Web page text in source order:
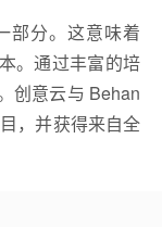
部分。这意味着
。通过丰富的培
创意云与 Behan
，并获得来自全